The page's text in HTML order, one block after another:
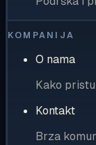
KOMPANIJA
O nama
Kako
Kontakt
Brza